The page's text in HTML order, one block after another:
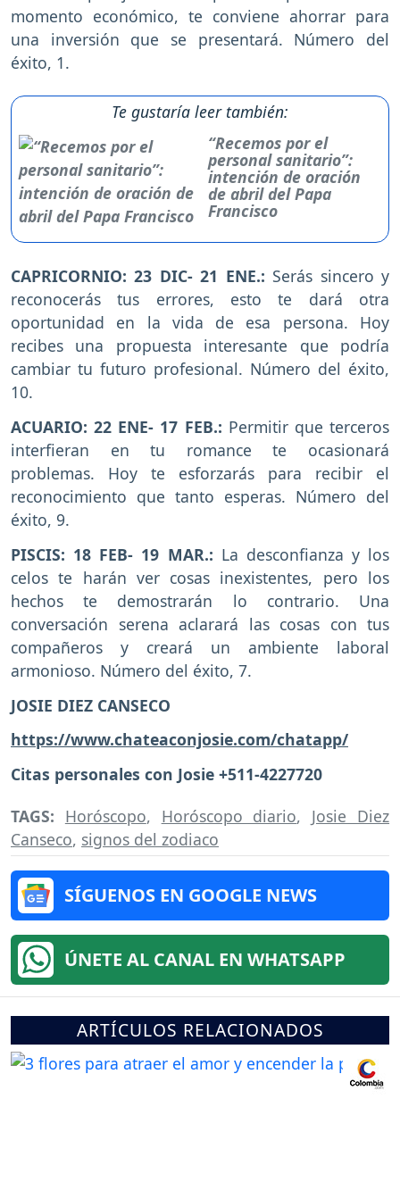
momento económico, te conviene ahorrar para
una inversión que se presentará. Número del
éxito, 1.
Te gustaría leer también:
“Recemos por el
personal sanitario”:
intención de oración
de abril del Papa
Francisco
CAPRICORNIO: 23 DIC- 21 ENE.: Serás sincero y
reconocerás tus errores, esto te dará otra
oportunidad en la vida de esa persona. Hoy
recibes una propuesta interesante que podría
cambiar tu futuro profesional. Número del éxito,
10.
ACUARIO: 22 ENE- 17 FEB.: Permitir que terceros
interfieran en tu romance te ocasionará
problemas. Hoy te esforzarás para recibir el
reconocimiento que tanto esperas. Número del
éxito, 9.
PISCIS: 18 FEB- 19 MAR.: La desconfianza y los
celos te harán ver cosas inexistentes, pero los
hechos te demostrarán lo contrario. Una
conversación serena aclarará las cosas con tus
compañeros y creará un ambiente laboral
armonioso. Número del éxito, 7.
JOSIE DIEZ CANSECO
https://www.chateaconjosie.com/chatapp/
Citas personales con Josie +511-4227720
TAGS: Horóscopo, Horóscopo diario, Josie Diez
Canseco, signos del zodiaco
SÍGUENOS EN GOOGLE NEWS
ÚNETE AL CANAL EN WHATSAPP
ARTÍCULOS RELACIONADOS